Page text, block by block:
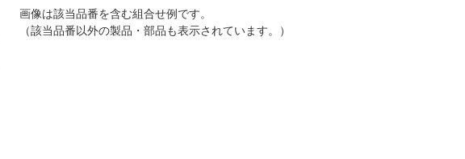
画像は該当品番を含む組合せ例です。
（該当品番以外の製品・部品も表示されています。）